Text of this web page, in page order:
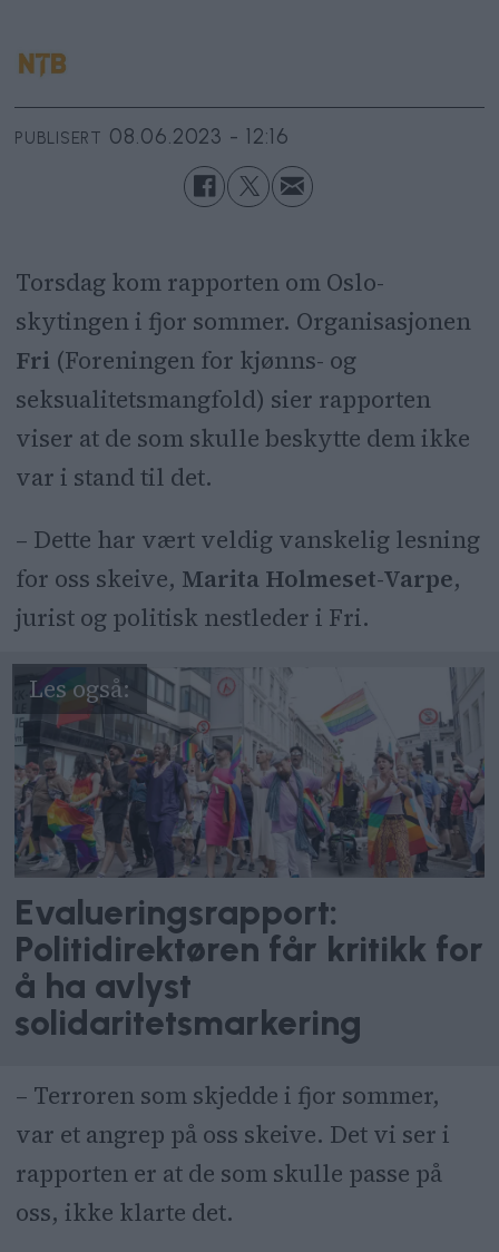
PUBLISERT 08.06.2023 - 12:16
Torsdag kom rapporten om Oslo-
skytingen i fjor sommer. Organisasjonen
Fri (Foreningen for kjønns- og
seksualitetsmangfold) sier rapporten
viser at de som skulle beskytte dem ikke
var i stand til det.
– Dette har vært veldig vanskelig lesning
for oss skeive, Marita Holmeset-Varpe,
jurist og politisk nestleder i Fri.
Evalueringsrapport:
Politidirektøren får kritikk for
å ha avlyst
solidaritetsmarkering
– Terroren som skjedde i fjor sommer,
var et angrep på oss skeive. Det vi ser i
rapporten er at de som skulle passe på
oss, ikke klarte det.